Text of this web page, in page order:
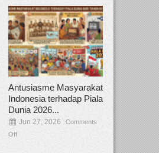
Antusiasme Masyarakat
Indonesia terhadap Piala
Dunia 2026...
Jun 27, 2026
Comments
Off